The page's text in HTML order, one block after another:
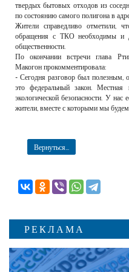
твердых бытовых отходов из
по состоянию самого полигона в
Жители справедливо отметили,
обращения с ТКО необходимы и
общественности.
По окончании встречи глава
Макогон прокомментировала:
- Сегодня разговор был
это федеральный закон. Местная
экологической безопасности. У нас
жители, вместе с которыми мы будем
Вернуться...
РЕКЛАМА